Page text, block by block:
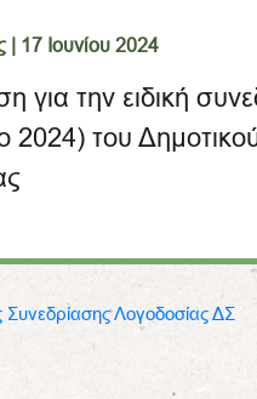
| 17 Ιουνίου 2024
για την ειδική
2024) του
Λογοδοσίας ΔΣ